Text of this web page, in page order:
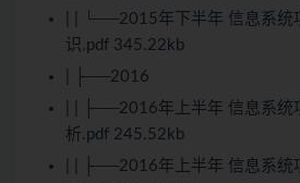
| | └──2015年下半年 信息系统
识.pdf 345.22kb
| ├──2016
| | ├──2016年上半年 信息系统
析.pdf 245.52kb
| | ├──2016年上半年 信息系统